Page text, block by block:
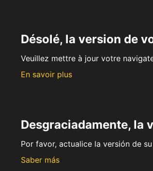
Désolé, la version de
Veuillez mettre à jour votre
En savoir plus
Desgraciadamente, la
Por favor, actualice la versión de
Saber más